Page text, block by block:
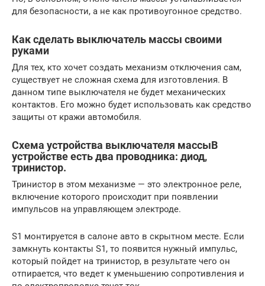
для безопасности, а не как противоугонное средство.
Как сделать выключатель массы своими
руками
Для тех, кто хочет создать механизм отключения сам,
существует не сложная схема для изготовления. В
данном типе выключателя не будет механических
контактов. Его можно будет использовать как средство
защиты от кражи автомобиля.
Схема устройства выключателя массыВ
устройстве есть два проводника: диод,
тринистор.
Тринистор в этом механизме — это электронное реле,
включение которого происходит при появлении
импульсов на управляющем электроде.
S1 монтируется в салоне авто в скрытном месте. Если
замкнуть контакты S1, то появится нужный импульс,
который пойдет на тринистор, в результате чего он
отпирается, что ведет к уменьшению сопротивления и